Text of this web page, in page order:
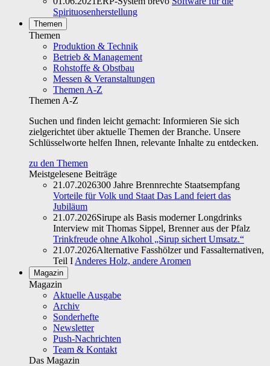
Spirituosenherstellung
Themen
Themen
Produktion & Technik
Betrieb & Management
Rohstoffe & Obstbau
Messen & Veranstaltungen
Themen A-Z
Themen A-Z
Suchen und finden leicht gemacht: Informieren Sie sich
zielgerichtet über aktuelle Themen der Branche. Unsere
Schlüsselworte helfen Ihnen, relevante Inhalte zu entdecken.
zu den Themen
Meistgelesene Beiträge
21.07.2026300 Jahre Brennrechte Staatsempfang
Vorteile für Volk und Staat Das Land feiert das
Jubiläum
21.07.2026Sirupe als Basis moderner Longdrinks
Interview mit Thomas Sippel, Brenner aus der Pfalz
Trinkfreude ohne Alkohol „Sirup sichert Umsatz.“
21.07.2026Alternative Fasshölzer und Fassalternativen,
Teil I Anderes Holz, andere Aromen
Magazin
Magazin
Aktuelle Ausgabe
Archiv
Sonderhefte
Newsletter
Push-Nachrichten
Team & Kontakt
Das Magazin